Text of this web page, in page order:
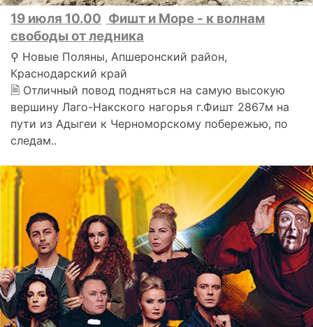
19 июля 10.00 Фишт и Море - к волнам
свободы от ледника
⚲ Новые Поляны, Апшеронский район,
Краснодарский край
🗎 Отличный повод подняться на самую высокую
вершину Лаго-Накского нагорья г.Фишт 2867м на
пути из Адыгеи к Черноморскому побережью, по
следам..